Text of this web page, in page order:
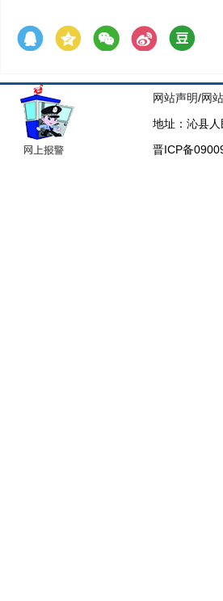
网站声明/网
地址：沁县
晋ICP备